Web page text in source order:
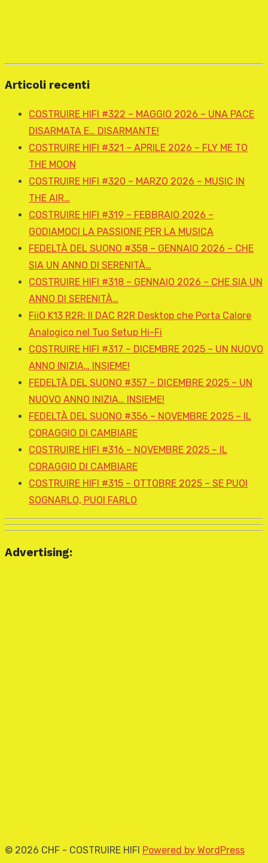
Articoli recenti
COSTRUIRE HIFI #322 – MAGGIO 2026 – UNA PACE
DISARMATA E… DISARMANTE!
COSTRUIRE HIFI #321 – APRILE 2026 – FLY ME TO
THE MOON
COSTRUIRE HIFI #320 – MARZO 2026 – MUSIC IN
THE AIR…
COSTRUIRE HIFI #319 – FEBBRAIO 2026 –
GODIAMOCI LA PASSIONE PER LA MUSICA
FEDELTÀ DEL SUONO #358 – GENNAIO 2026 – CHE
SIA UN ANNO DI SERENITÀ…
COSTRUIRE HIFI #318 – GENNAIO 2026 – CHE SIA UN
ANNO DI SERENITÀ…
FiiO K13 R2R: Il DAC R2R Desktop che Porta Calore
Analogico nel Tuo Setup Hi-Fi
COSTRUIRE HIFI #317 – DICEMBRE 2025 – UN NUOVO
ANNO INIZIA… INSIEME!
FEDELTÀ DEL SUONO #357 – DICEMBRE 2025 – UN
NUOVO ANNO INIZIA… INSIEME!
FEDELTÀ DEL SUONO #356 – NOVEMBRE 2025 – IL
CORAGGIO DI CAMBIARE
COSTRUIRE HIFI #316 – NOVEMBRE 2025 – IL
CORAGGIO DI CAMBIARE
COSTRUIRE HIFI #315 – OTTOBRE 2025 – SE PUOI
SOGNARLO, PUOI FARLO
Advertising:
© 2026 CHF - COSTRUIRE HIFI Powered by WordPress